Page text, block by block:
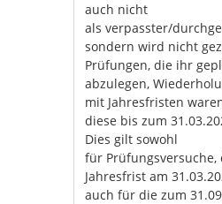
auch nicht
als verpasster/
sondern wird nicht
Prüfungen, die ihr
abzulegen,
mit Jahresfristen
diese bis zum
Dies gilt sowohl
für Prüfungsversuche,
Jahresfrist am
auch für die zum